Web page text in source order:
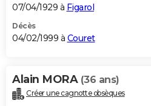
07/04/1929 à Figarol
Décès
04/02/1999 à Couret
Alain MORA (36 ans)
Créer une cagnotte obsèques